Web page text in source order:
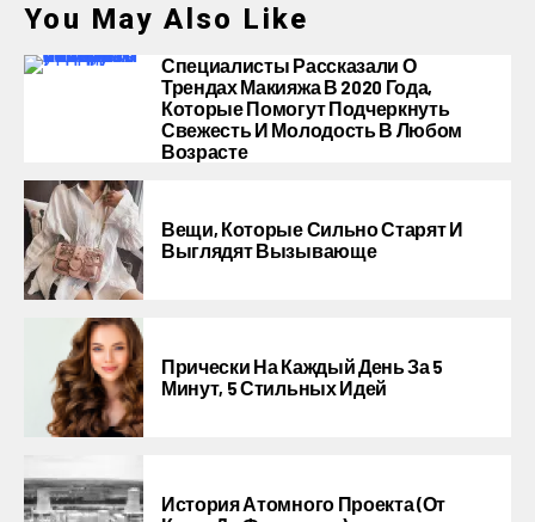
You May Also Like
Специалисты Рассказали О
Трендах Макияжа В 2020 Года,
Которые Помогут Подчеркнуть
Свежесть И Молодость В Любом
Возрасте
Вещи, Которые Сильно Старят И
Выглядят Вызывающе
Прически На Каждый День За 5
Минут, 5 Стильных Идей
История Атомного Проекта (от